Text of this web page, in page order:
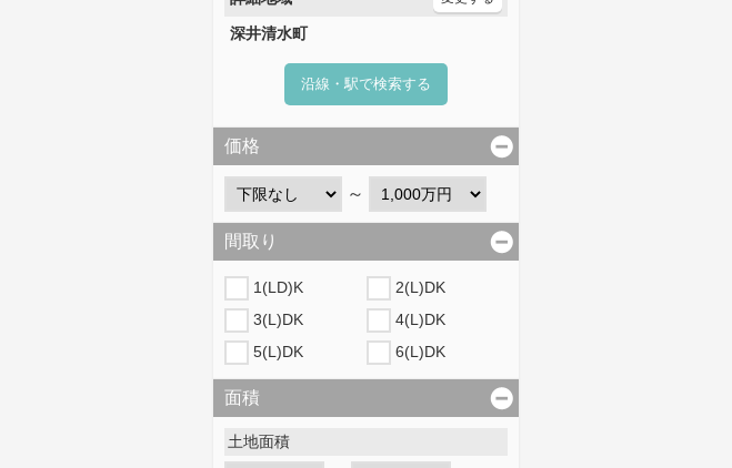
深井清水町
沿線・駅で検索する
価格
～
間取り
1(LD)K
2(L)DK
3(L)DK
4(L)DK
5(L)DK
6(L)DK
面積
土地面積